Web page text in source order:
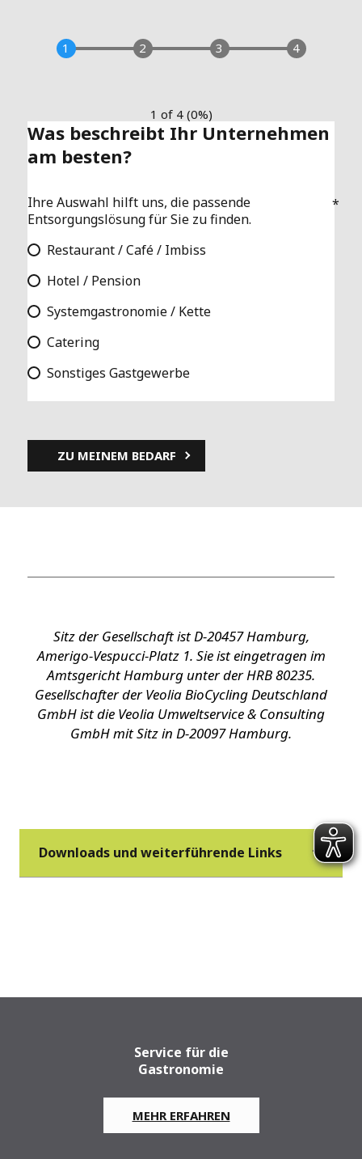
1 of 4 (0%)
Was beschreibt Ihr Unternehmen
am besten?
Ihre Auswahl hilft uns, die passende
Entsorgungslösung für Sie zu finden.
Restaurant / Café / Imbiss
Hotel / Pension
Systemgastronomie / Kette
Catering
Sonstiges Gastgewerbe
Sitz der Gesellschaft ist D-20457 Hamburg,
Amerigo-Vespucci-Platz 1. Sie ist eingetragen im
Amtsgericht Hamburg unter der HRB 80235.
Gesellschafter der Veolia BioCycling Deutschland
GmbH ist die Veolia Umweltservice & Consulting
GmbH mit Sitz in D-20097 Hamburg.
Downloads und weiterführende Links
Service für die
Gastronomie
MEHR ERFAHREN